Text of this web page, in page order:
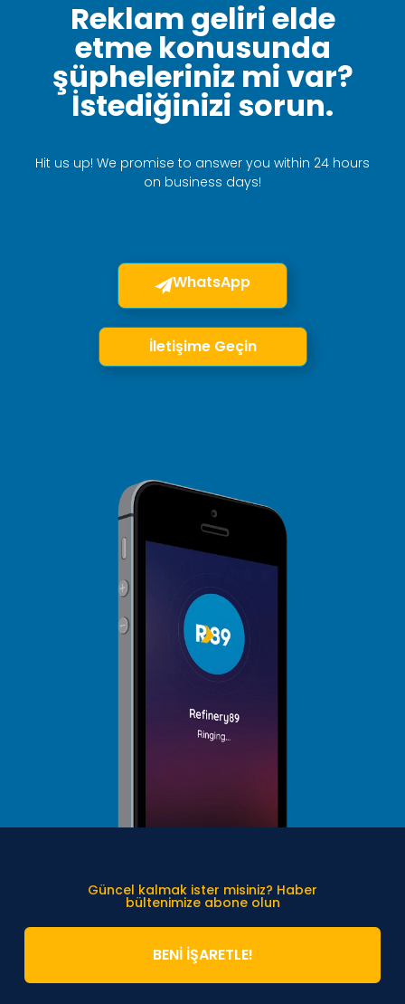
Reklam geliri elde
etme konusunda
şüpheleriniz mi var?
İstediğinizi sorun.
Hit us up! We promise to answer you within 24 hours
on business days!
WhatsApp
İletişime Geçin
Güncel kalmak ister misiniz? Haber
bültenimize abone olun
BENİ İŞARETLE!